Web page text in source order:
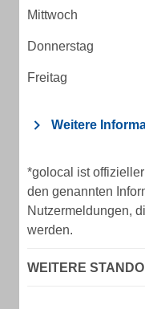
Mittwoch
Donnerstag
Freitag
Weitere
*golocal ist
den genannten
Nutzermeldungen,
werden.
WEITERE